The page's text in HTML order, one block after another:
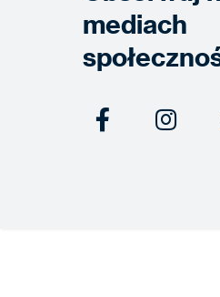
mediach
 